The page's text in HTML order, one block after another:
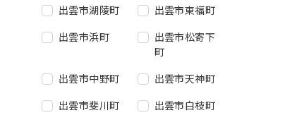
出雲市湖陵町
出雲市東福町
出雲市浜町
出雲市松寄下
町
出雲市中野町
出雲市天神町
出雲市斐川町
出雲市白枝町